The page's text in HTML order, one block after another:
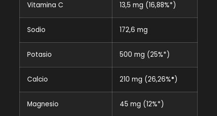
Vitamina C 13,5 mg (16,88%*)
Sodio 172,6 mg
Potasio 500 mg (25%*)
Calcio 210 mg (26,26%*)
Magnesio 45 mg (12%*)